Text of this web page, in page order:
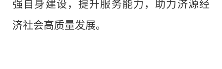
强自身建设，提升服务能力，助力济源经
济社会高质量发展。